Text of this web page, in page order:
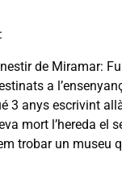
de Miramar:
a
anys escrivint
mort l’hereda el
trobar un museu